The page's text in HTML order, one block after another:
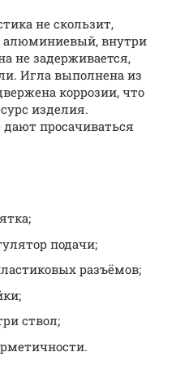
не скользит,
внутри
не задерживается,
Игла выполнена из
коррозии, что
изделия.
просачиваться
подачи;
разъёмов;
ствол;